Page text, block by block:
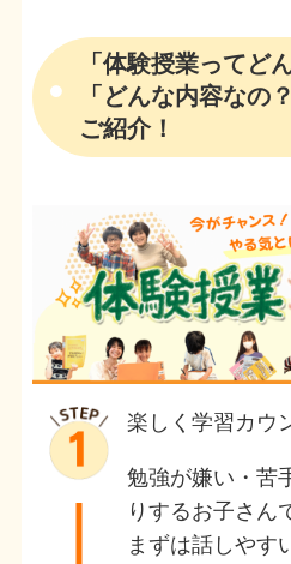
「体験授業ってど
「どんな内容なの
ご紹介！
楽しく学習カウ
勉強が嫌い・苦
りするお子さん
まずは話しやす